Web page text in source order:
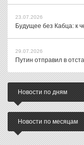
23.07.2026
Будущее без Кабца: к
29.07.2026
Путин отправил в
Новости по дням
Новости по месяцам